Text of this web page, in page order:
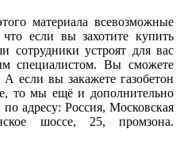
материала всевозможные
если вы захотите купить
сотрудники устроят для вас
специалистом. Вы сможете
если вы закажете газобетон
то мы ещё и дополнительно
адресу: Россия, Московская
шоссе, 25, промзона.